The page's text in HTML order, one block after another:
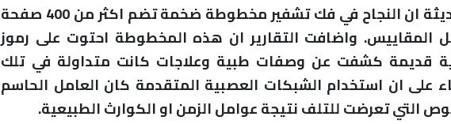
واكدت الدراسات الحديثة ان النجاح في فك تشفير مخطوطة ضخمة تضم اكثر من 400 صفحة
المقاييس. واضافت التقارير ان هذه المخطوطة احتوت على رموز
قديمة كشفت عن وصفات طبية وعلاجات كانت متداولة في تلك
على ان استخدام الشبكات العصبية المتقدمة كان العامل الحاسم
التي تعرضت للتلف نتيجة عوامل الزمن او الكوارث الطبيعية.